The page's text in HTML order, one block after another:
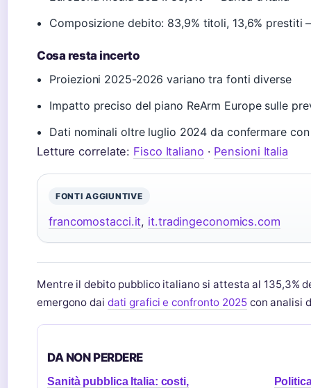
Composizione debito: 83,9% titoli, 13,6% prestiti
Cosa resta incerto
Proiezioni 2025-2026 variano tra fonti diverse
Impatto preciso del piano ReArm Europe sulle
Dati nominali oltre luglio 2024 da confermare
Letture correlate: Fisco Italiano · Pensioni Italia
FONTI AGGIUNTIVE
francomostacci.it, it.tradingeconomics.com
Mentre il debito pubblico italiano si attesta al 135,3%
emergono dai dati grafici e confronto 2025con analisi
DA NON PERDERE
Sanità pubblica Italia: costi,